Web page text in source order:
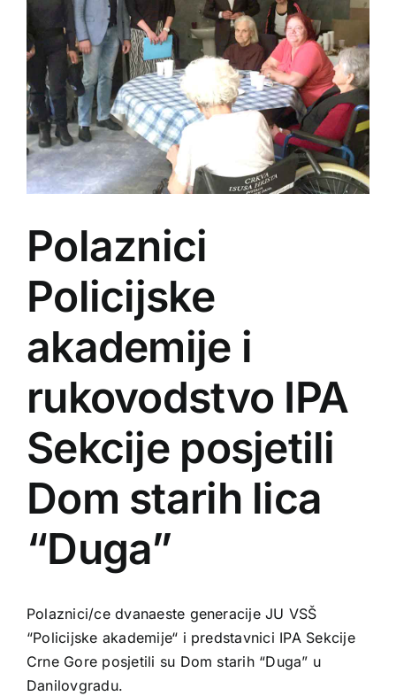
Polaznici
Policijske
akademije i
rukovodstvo IPA
Sekcije posjetili
Dom starih lica
“Duga”
Polaznici/ce dvanaeste generacije JU VSŠ
“Policijske akademije“ i predstavnici IPA Sekcije
Crne Gore posjetili su Dom starih “Duga” u
Danilovgradu.